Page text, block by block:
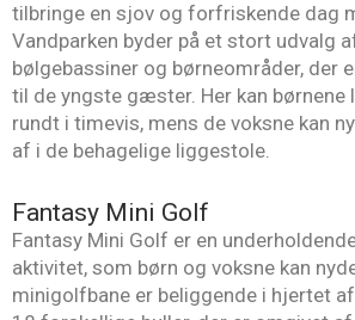
tilbringe en sjov og forfriskende dag
Vandparken byder på et stort udvalg
bølgebassiner og børneområder, der
til de yngste gæster. Her kan børnene
rundt i timevis, mens de voksne kan
af i de behagelige liggestole.
Fantasy Mini Golf
Fantasy Mini Golf er en
aktivitet, som børn og voksne kan
minigolfbane er beliggende i hjertet